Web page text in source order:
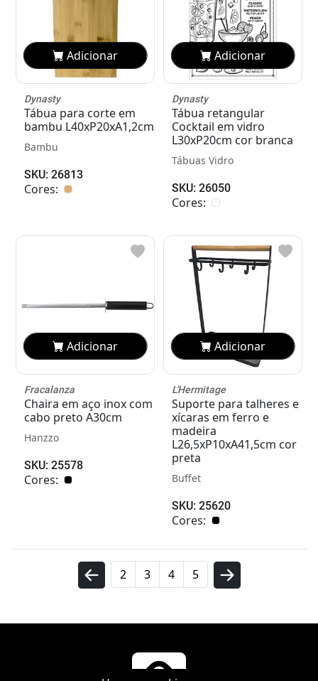
Adicionar
Dynasty
Tábua para corte em
bambu L40xP20xA1,2cm
Bambu
SKU: 26813
Cores:
Adicionar
Dynasty
Tábua retangular
Cocktail em vidro
L30xP20cm cor branca
Tábuas Vidro
SKU: 26050
Cores:
Adicionar
Fracalanza
Chaira em aço inox com
cabo preto A30cm
Hanzzo
SKU: 25578
Cores:
Adicionar
L'Hermitage
Suporte para talheres e
xícaras em ferro e
madeira
L26,5xP10xA41,5cm cor
preta
Buffet
SKU: 25620
Cores:
2 3 4 5